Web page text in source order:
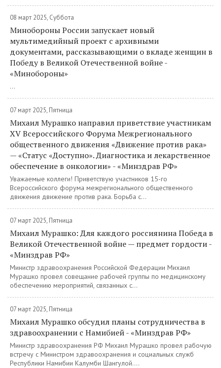
08 март 2025, Суббота
Минобороны России запускает новый
мультимедийный проект с архивными
документами, рассказывающими о вкладе женщин в
Победу в Великой Отечественной войне -
«Минобороны»
...
07 март 2025, Пятница
Михаил Мурашко направил приветствие участникам
XV Всероссийского Форума Межрегионального
общественного движения «Движение против рака»
— «Статус «Доступно». Диагностика и лекарственное
обеспечение в онкологии» - «Минздрав РФ»
Уважаемые коллеги! Приветствую участников 15-го
Всероссийского форума межрегионального общественного
движения движение против рака. Борьба с...
07 март 2025, Пятница
Михаил Мурашко: Для каждого россиянина Победа в
Великой Отечественной войне — предмет гордости -
«Минздрав РФ»
Министр здравоохранения Российской Федерации Михаил
Мурашко провел совещание рабочей группы по медицинскому
обеспечению мероприятий, связанных с...
07 март 2025, Пятница
Михаил Мурашко обсудил планы сотрудничества в
здравоохранении с Намибией - «Минздрав РФ»
Министр здравоохранения РФ Михаил Мурашко провел рабочую
встречу с Министром здравоохранения и социальных служб
Республики Намибии Калумби Шангулой....